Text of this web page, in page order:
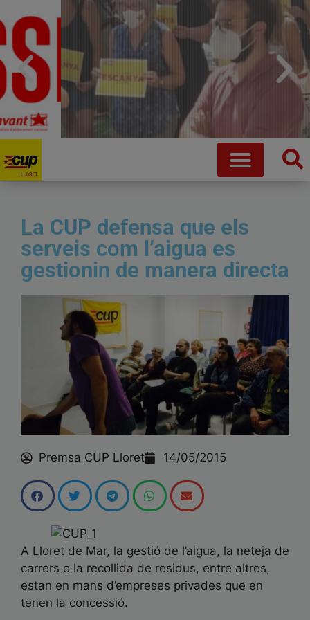
Que no ens robin la vida
Fem crida a desobeir de manera coordinada i conjunta
Saber més
La CUP defensa que els
serveis com l’aigua es
gestionin de manera directa
Premsa CUP Lloret 14/05/2015
A Lloret de Mar, la gestió de l’aigua, la neteja de
carrers o la recollida de residus, entre altres,
estan en mans d’empreses privades que en
tenen la concessió.